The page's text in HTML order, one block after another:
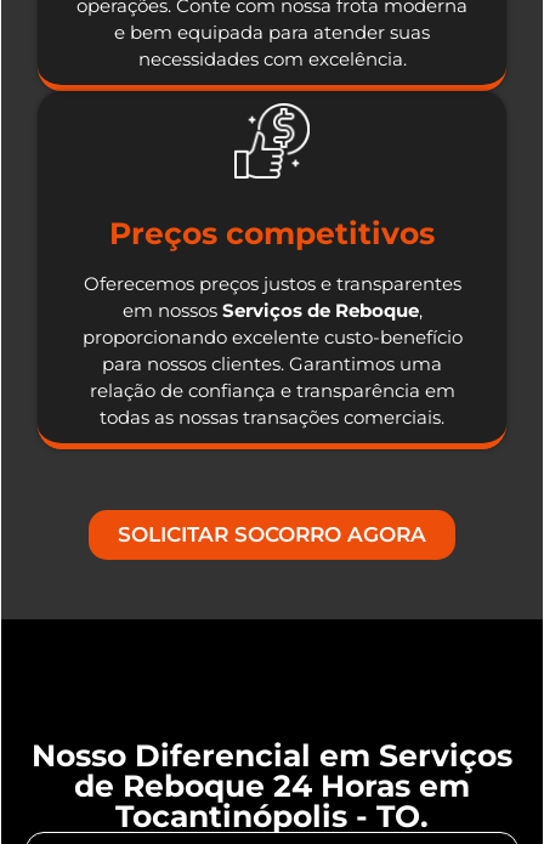
operações. Conte com nossa frota moderna
e bem equipada para atender suas
necessidades com excelência.
Preços competitivos
Oferecemos preços justos e transparentes
em nossos Serviços de Reboque,
proporcionando excelente custo-benefício
para nossos clientes. Garantimos uma
relação de confiança e transparência em
todas as nossas transações comerciais.
SOLICITAR SOCORRO AGORA
Nosso Diferencial em Serviços
de Reboque 24 Horas em
Tocantinópolis - TO.